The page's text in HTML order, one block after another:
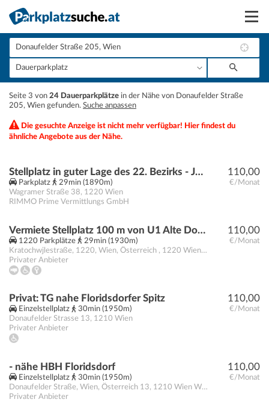
Suchen
Vermieten
Anmelden
Seite 3 von 24 Dauerparkplätze in der Nähe von Donaufelder Straße
205, Wien gefunden. Suche anpassen
Die gesuchte Anzeige ist nicht mehr verfügbar! Hier findest du
ähnliche Angebote aus der Nähe.
110,00
€/Monat
Stellplatz in guter Lage des 22. Bezirks - Jetzt Anfragen!
Parkplatz
29min (1890m)
Wagramer Straße 38, 1220 Wien
RIMMO Prime Vermittlungs GmbH
110,00
€/Monat
Vermiete Stellplatz 100 m von U1 Alte Donau
1220 Parkplätze
29min (1930m)
Kratochwjlestraße, 1220, Wien, Österreich , 1220 Wien 1220
Privater Anbieter
110,00
€/Monat
Privat: TG nahe Floridsdorfer Spitz
Einzelstellplatz
30min (1950m)
Donaufelder Strasse 13, 1210 Wien
Privater Anbieter
110,00
€/Monat
- nähe HBH Floridsdorf
Einzelstellplatz
30min (1950m)
Donaufelder Straße, Wien, Österreich 13, 1210 Wien Wien
Privater Anbieter
+
−